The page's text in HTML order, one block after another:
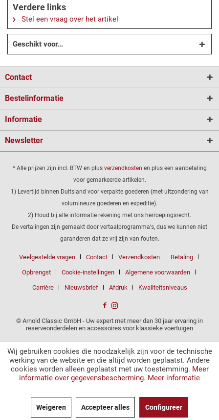
Verdere links
Stel een vraag over het artikel
Geschikt voor...
Contact
Bestelinformatie
Informatie
Newsletter
* Alle prijzen zijn incl. BTW en plus verzendkosten en plus een aanbetaling
voor gemarkeerde artikelen.
1) Levertijd binnen Duitsland voor verpakte goederen (met uitzondering van
volumineuze goederen en expeditie).
2) Houd bij alle informatie rekening met ons herroepingsrecht.
De vertalingen zijn gemaakt door vertaalprogramma's, dus we kunnen niet
garanderen dat ze vrij zijn van fouten.
Veelgestelde vragen Contact Verzendkosten Betaling
Opbrengst Cookie-instellingen Algemene voorwaarden
Carrière Nieuwsbrief Afdruk Kwaliteitsniveaus
© Arnold Classic GmbH - Uw expert met meer dan 30 jaar ervaring in
reserveonderdelen en accessoires voor klassieke voertuigen
Wij gebruiken cookies die noodzakelijk zijn voor de technische
werking van de website en die altijd worden geplaatst. Andere
cookies worden alleen geplaatst met uw toestemming. Meer
informatie over gegevensbescherming. Meer informatie
Weigeren Accepteer alles Configureer